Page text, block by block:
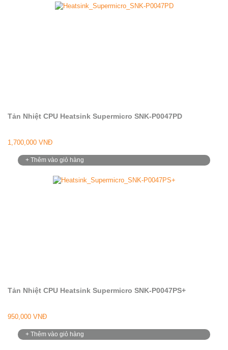
Tản Nhiệt CPU Heatsink Supermicro SNK-P0047PD
1,700,000 VNĐ
+ Thêm vào giỏ hàng
Tản Nhiệt CPU Heatsink Supermicro SNK-P0047PS+
950,000 VNĐ
+ Thêm vào giỏ hàng